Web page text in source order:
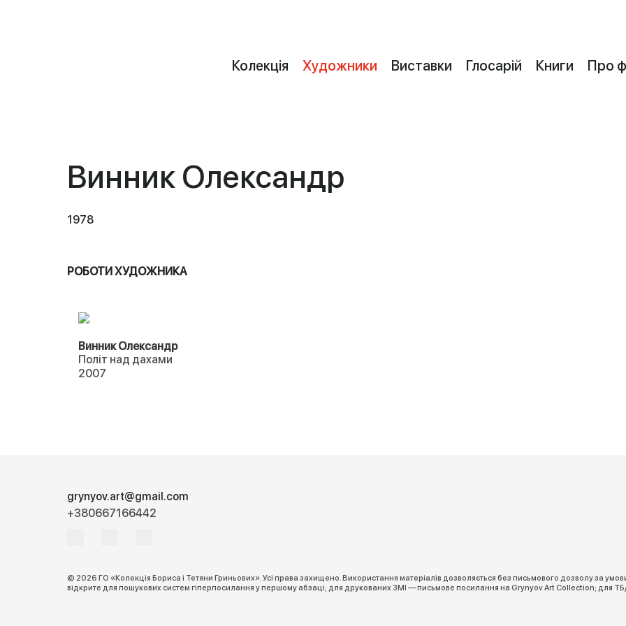
Колекція Художники Виставки Глосарій Книги Про
Винник Олександр
1978
РОБОТИ ХУДОЖНИКА
Винник Олександр
Політ над дахами
2007
grynyov.art@gmail.com
+380667166442
© 2026 ГО «Колекція Бориса і Тетяни Гриньових». Усі права захищено. Використання матеріалів дозволяється без письмового дозволу за
відкрите для пошукових систем гіперпосилання у першому абзаці; для друкованих ЗМІ — письмове посилання на Grynyov Art Collection; для